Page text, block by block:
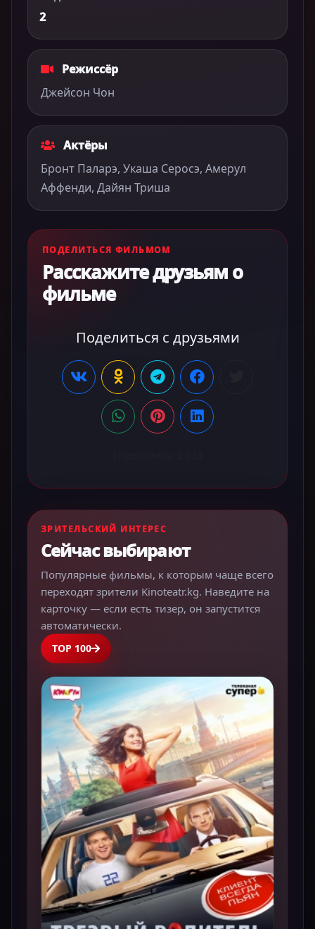
2
Режиссёр
Джейсон Чон
Актёры
Бронт Паларэ, Укаша Серосэ, Амерул
Аффенди, Дайян Триша
ПОДЕЛИТЬСЯ ФИЛЬМОМ
Расскажите друзьям о
фильме
Поделиться с друзьями
ЗРИТЕЛЬСКИЙ ИНТЕРЕС
Сейчас выбирают
Популярные фильмы, к которым чаще всего
переходят зрители Kinoteatr.kg. Наведите на
карточку — если есть тизер, он запустится
автоматически.
TOP 100